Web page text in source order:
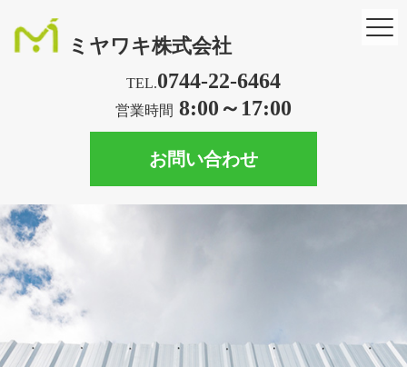
ミヤワキ株式会社
TEL.0744-22-6464
営業時間 8:00～17:00
お問い合わせ